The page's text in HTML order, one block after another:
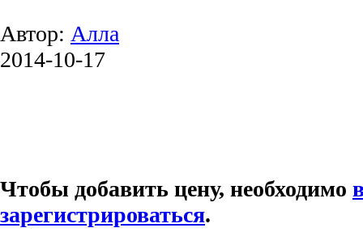
Автор: Алла
2014-10-17
Чтобы добавить цену, необходимо
зарегистрироваться.